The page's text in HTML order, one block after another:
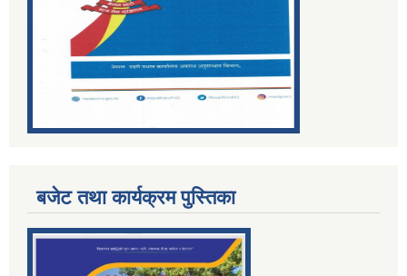
बजेट तथा कार्यक्रम पुस्तिका